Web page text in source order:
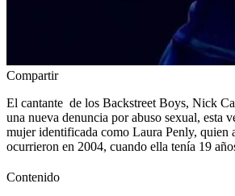
Compartir
El cantante de los Backstreet Boys, Nick
una nueva denuncia por abuso sexual, esta
mujer identificada como Laura Penly, quien
ocurrieron en 2004, cuando ella tenía 19
Contenido